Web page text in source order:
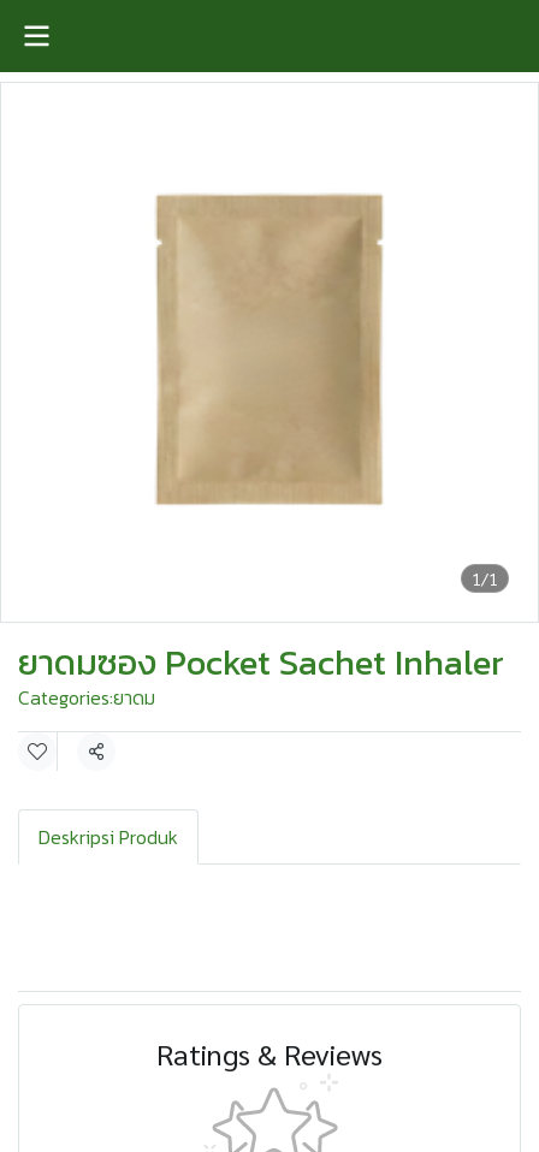
1/1
ยาดมซอง Pocket Sachet Inhaler
Categories:ยาดม
Share
Deskripsi Produk
Ratings & Reviews